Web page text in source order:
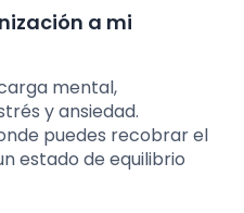
a mi
mental,
y ansiedad.
puedes recobrar el
estado de equilibrio